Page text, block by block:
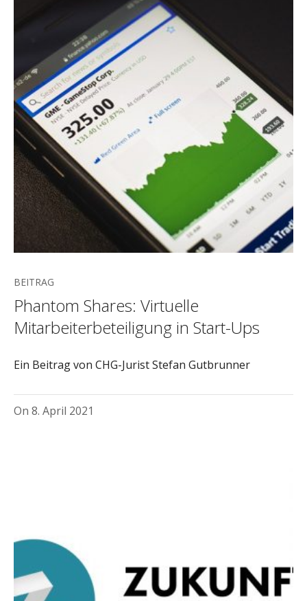
BEITRAG
Phantom Shares: Virtuelle
Mitarbeiterbeteiligung in Start-Ups
Ein Beitrag von CHG-Jurist Stefan Gutbrunner
On 8. April 2021